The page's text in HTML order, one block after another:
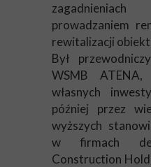
prowadzaniem
rewitalizacji
Był
WSMB ATENA,
własnych
później przez
wyższych
w firmach
Construction